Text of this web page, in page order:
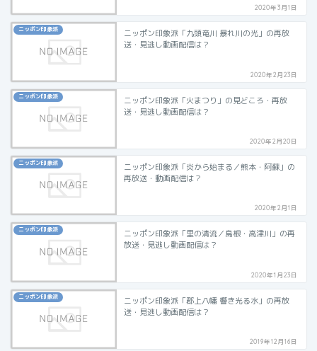
2020年3月1日
ニッポン印象派
ニッポン印象派「九頭竜川 暴れ川の光」の再放
送・見逃し動画配信は？
2020年2月23日
ニッポン印象派
ニッポン印象派「火まつり」の見どころ・再放
送・見逃し動画配信は？
2020年2月20日
ニッポン印象派
ニッポン印象派「炎から始まる／熊本・阿蘇」の
再放送・動画配信は？
2020年2月1日
ニッポン印象派
ニッポン印象派「里の清流／島根・高津川」の再
放送・見逃し動画配信は？
2020年1月23日
ニッポン印象派
ニッポン印象派「郡上八幡 響き光る水」の再放
送・見逃し動画配信は？
2019年12月16日